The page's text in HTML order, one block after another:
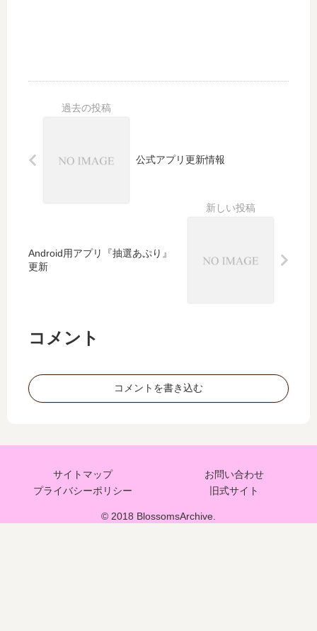
公式アプリ更新情報
Android用アプリ『抽選あぷり』
更新
コメント
コメントを書き込む
サイトマップ
お問い合わせ
プライバシーポリシー
旧式サイト
© 2018 BlossomsArchive.